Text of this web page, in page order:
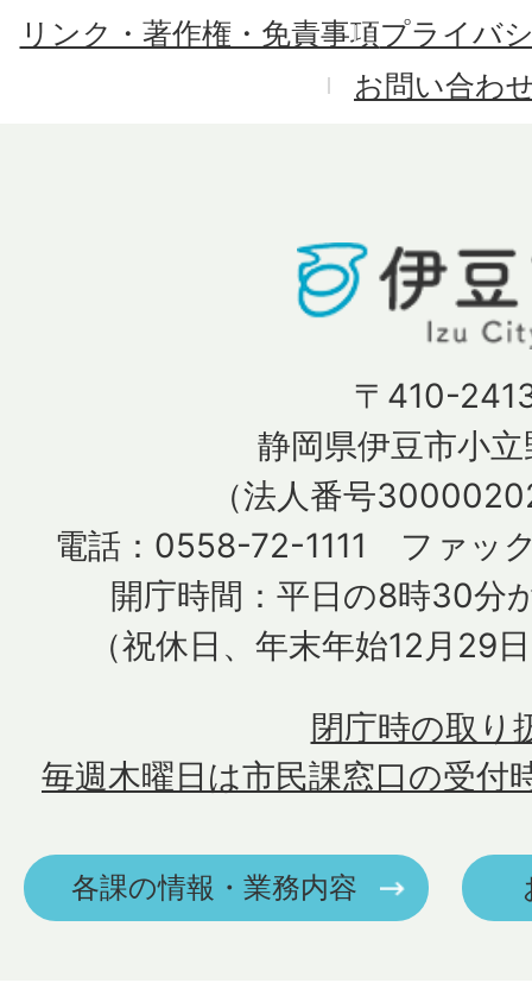
リンク・著作権・免責事項プライバ
お問い合わ
〒410-
静岡県伊豆市小
（法人番号
電話：0558-72-1111 ファッ
開庁時間：平日の8時30分
（祝休日、年末年始12月29
毎週木曜日は市民課窓口の受付
閉庁時の取り
各課の情報・業務内容